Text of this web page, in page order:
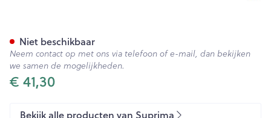
€ 41,30
Niet beschikbaar
Neem contact op met ons via telefoon of e-mail, dan bekijken
we samen de mogelijkheden.
Bekijk alle producten van Suprima